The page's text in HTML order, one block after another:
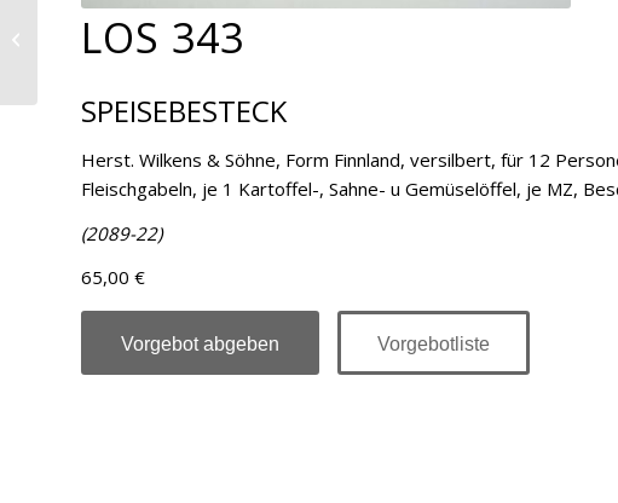
LOS 343
SPEISEBESTECK
Herst. Wilkens & Söhne, Form Finnland, versilbert, für 12
Fleischgabeln, je 1 Kartoffel-, Sahne- u Gemüselöffel, je MZ,
(2089-22)
65,00 €
Vorgebot abgeben Vorgebotliste